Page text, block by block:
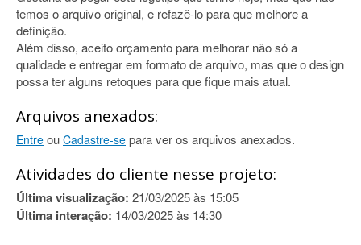
temos o arquivo original, e refazê-lo para que melhore a
definição.
Além disso, aceito orçamento para melhorar não só a
qualidade e entregar em formato de arquivo, mas que o design
possa ter alguns retoques para que fique mais atual.
Arquivos anexados:
Entre ou Cadastre-se para ver os arquivos anexados.
Atividades do cliente nesse projeto:
Última visualização: 21/03/2025 às 15:05
Última interação: 14/03/2025 às 14:30